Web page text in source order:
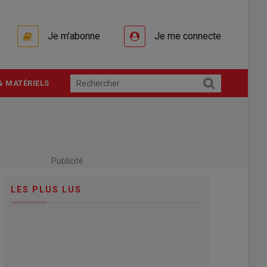
Je m'abonne Je me connecte
MATÉRIELS
Publicité
LES PLUS LUS